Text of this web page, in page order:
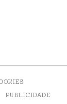
PUBLICIDADE